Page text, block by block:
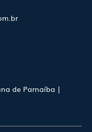
de Parnaíba |